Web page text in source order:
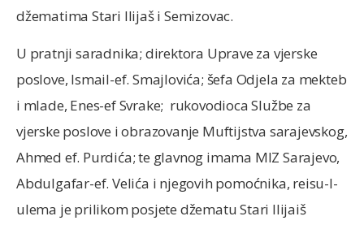
džematima Stari Ilijaš i Semizovac.
U pratnji saradnika; direktora Uprave za vjerske
poslove, Ismail-ef. Smajlovića; šefa Odjela za mekteb
i mlade, Enes-ef Svrake; rukovodioca Službe za
vjerske poslove i obrazovanje Muftijstva sarajevskog,
Ahmed ef. Purdića; te glavnog imama MIZ Sarajevo,
Abdulgafar-ef. Velića i njegovih pomoćnika, reisu-l-
ulema je prilikom posjete džematu Stari Ilijaiš